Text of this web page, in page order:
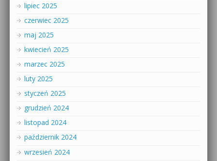
lipiec 2025
czerwiec 2025
maj 2025
kwiecień 2025
marzec 2025
luty 2025
styczeń 2025
grudzień 2024
listopad 2024
październik 2024
wrzesień 2024